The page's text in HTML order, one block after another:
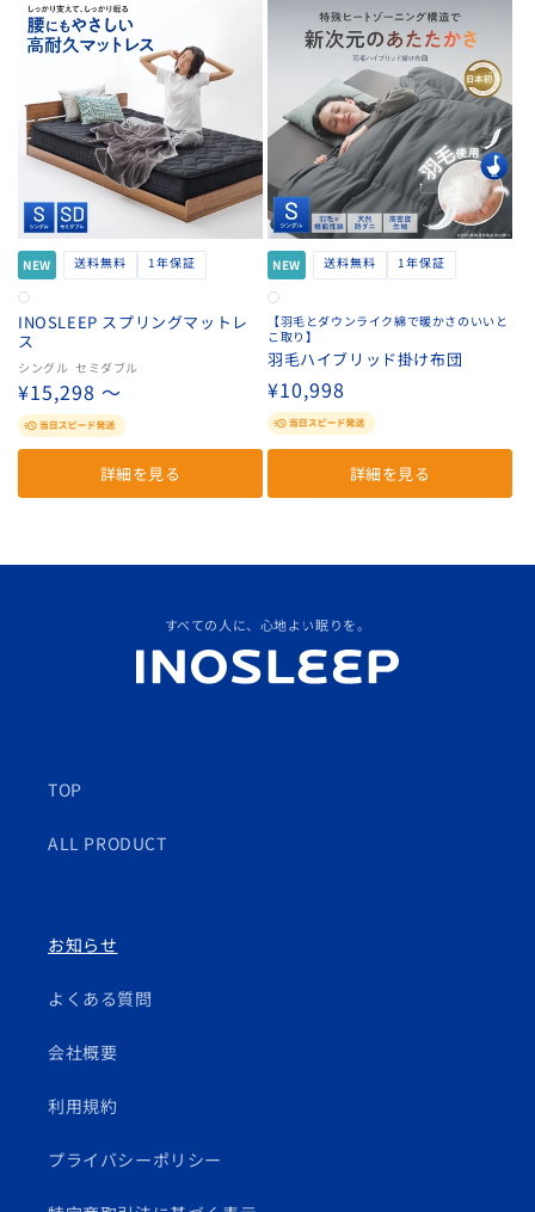
NEW 送料無料 1年保証
INOSLEEP スプリングマットレ
ス
シングル セミダブル
通
常
価
¥15,298 〜
詳細を見る
NEW 送料無料 1年保証
【羽毛とダウンライク綿で暖かさのいいと
こ取り】
羽毛ハイブリッド掛け布団
通
常
価
¥10,998
詳細を見る
すべての人に、心地よい眠りを。
TOP
ALL PRODUCT
お知らせ
よくある質問
会社概要
利用規約
プライバシーポリシー